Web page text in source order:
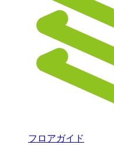
フロアガイド